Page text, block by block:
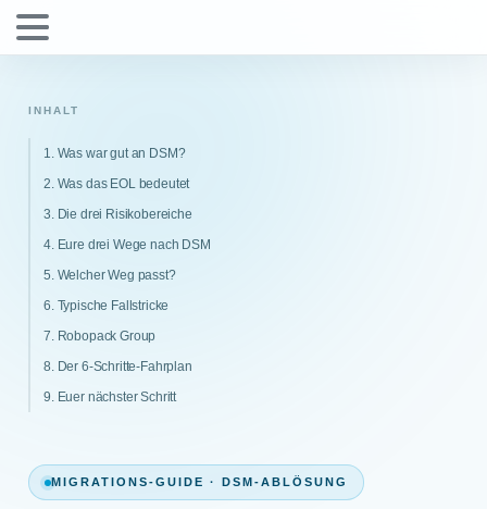
INHALT
1. Was war gut an DSM?
2. Was das EOL bedeutet
3. Die drei Risikobereiche
4. Eure drei Wege nach DSM
5. Welcher Weg passt?
6. Typische Fallstricke
7. Robopack Group
8. Der 6-Schritte-Fahrplan
9. Euer nächster Schritt
MIGRATIONS-GUIDE · DSM-ABLÖSUNG